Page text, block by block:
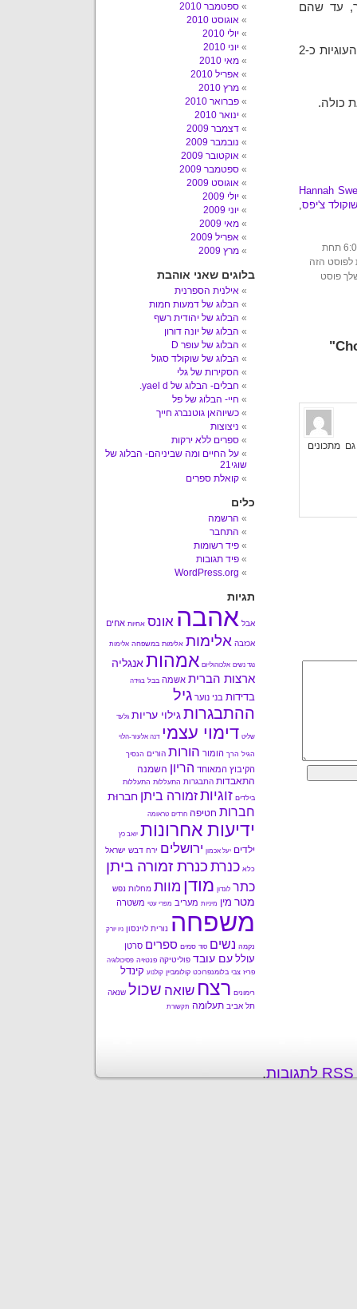
עד שהם
לאפות את העוגיות בחום של 175 בין 14-16 דקות. לקרר את העוגיות כ-2
כולה.
Hannah
צ'יפס,
הפוסט הזה נכתב על ידי עשבר ביום רביעי, 22 בפברואר, 2012 בשעה 6:00 תחת
לפוסט הזה
פוסט
מתכונים
ספטמבר 2010
אוגוסט 2010
יולי 2010
יוני 2010
מאי 2010
אפריל 2010
מרץ 2010
פברואר 2010
ינואר 2010
דצמבר 2009
נובמבר 2009
אוקטובר 2009
ספטמבר 2009
אוגוסט 2009
יולי 2009
יוני 2009
מאי 2009
אפריל 2009
מרץ 2009
בלוגים שאני אוהבת
אילנית הספרנית
הבלוג של דמעות חמות
הבלוג של יהודית רשף
הבלוג של יונה דורון
הבלוג של עופר D
הבלוג של שוקולד סגול
הסקירות של גלי
חבלים- הבלוג של yael d.
חיי- הבלוג של פל
כשיוהאן גוטנברג חייך
ניצוצות
ספרים ללא ירקות
על החיים ומה שביניהם- הבלוג של
שוגי21
קואלת ספרים
כלים
הרשמה
התחבר
פיד רשומות
פיד תגובות
WordPress.org
תגיות
אבל אהבה אונס אחיות אחים
אכזבה אלימות אלימות במשפחה אלימות
נגד נשים אלכוהוליזם אמהותאנגליה
ארצות הברית אשמה בבל בגידה
בדידות בני נוער גיל
ההתבגרות גילוי עריות גלעד
שליט דימוי עצמי דנה אלעזר-הלוי
הגיל הרך הומור הורות הורים הנסיך
הקיבוץ המאוחד הריון השמנה
התאבדות התבגרות התעללות התעללות
בילדים זוגיותזמורה ביתן חברוּת
חברות חטיפה חרדים טראומה
ידיעות אחרונות יואב כץ
ילדים יעל אכמון ירושלים ירח דבש ישראל
כלא כנרת כנרת זמורה ביתן
כתר לונדון מודן מוות מחלות נפש
מטר מין מיניות מעריב מפרי עטי משטרה
משפחה נורית לוינסון ניו יורק
נקמה נשים סוד סמים ספרים סרטן
עולל עם עובד פוליטיקה פנטזיה פסיכולוגיה
פריז צבי בלומנפרוכט קולומביין קולנוע קינדל
רימונים רצח שואה שכול שנאה
תל אביב תעלומה תקשורת
.